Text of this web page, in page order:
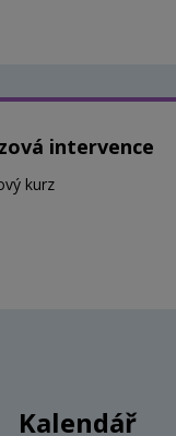
intervence
kurz
Kalendář